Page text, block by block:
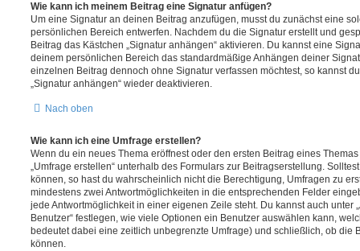
Wie kann ich meinem Beitrag eine Signatur anfügen?
Um eine Signatur an deinen Beitrag anzufügen, musst du zunächst eine
persönlichen Bereich entwerfen. Nachdem du die Signatur erstellt und
Beitrag das Kästchen „Signatur anhängen“ aktivieren. Du kannst eine
deinem persönlichen Bereich das standardmäßige Anhängen deiner
einzelnen Beitrag dennoch ohne Signatur verfassen möchtest, so kannst
„Signatur anhängen“ wieder deaktivieren.
Nach oben
Wie kann ich eine Umfrage erstellen?
Wenn du ein neues Thema eröffnest oder den ersten Beitrag eines
„Umfrage erstellen“ unterhalb des Formulars zur Beitragserstellung.
können, so hast du wahrscheinlich nicht die Berechtigung, Umfragen zu
mindestens zwei Antwortmöglichkeiten in die entsprechenden Felder
jede Antwortmöglichkeit in einer eigenen Zeile steht. Du kannst auch unter
Benutzer“ festlegen, wie viele Optionen ein Benutzer auswählen kann,
bedeutet dabei eine zeitlich unbegrenzte Umfrage) und schließlich, ob die
können.